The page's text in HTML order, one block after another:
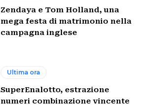
Zendaya e Tom Holland, una
mega festa di matrimonio nella
campagna inglese
Ultima ora
SuperEnalotto, estrazione
numeri combinazione vincente